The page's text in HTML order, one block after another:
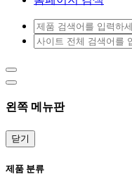
왼쪽 메뉴판
닫기
제품 분류